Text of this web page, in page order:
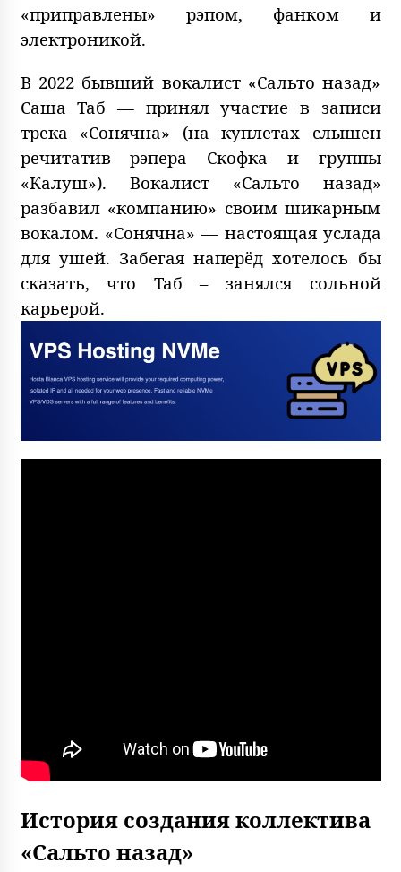
«приправлены» рэпом, фанком и
электроникой.
В 2022 бывший вокалист «Сальто назад»
Саша Таб — принял участие в записи
трека «Сонячна» (на куплетах слышен
речитатив рэпера Скофка и группы
«Калуш»). Вокалист «Сальто назад»
разбавил «компанию» своим шикарным
вокалом. «Сонячна» — настоящая услада
для ушей. Забегая наперёд хотелось бы
сказать, что Таб – занялся сольной
карьерой.
История создания коллектива
«Сальто назад»